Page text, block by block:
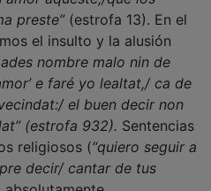
aqueste,/que los
preste”
(estrofa 13). En el
el insulto y la alusión
nombre malo nin de
e faré yo lealtat,/ ca de
el buen decir non
(estrofa 932). Sentencias
religiosos ( “quiero seguir a
decir/ cantar de tus